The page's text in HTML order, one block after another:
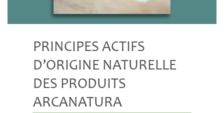
PRINCIPES ACTIFS
D’ORIGINE NATURELLE
DES PRODUITS
ARCANATURA